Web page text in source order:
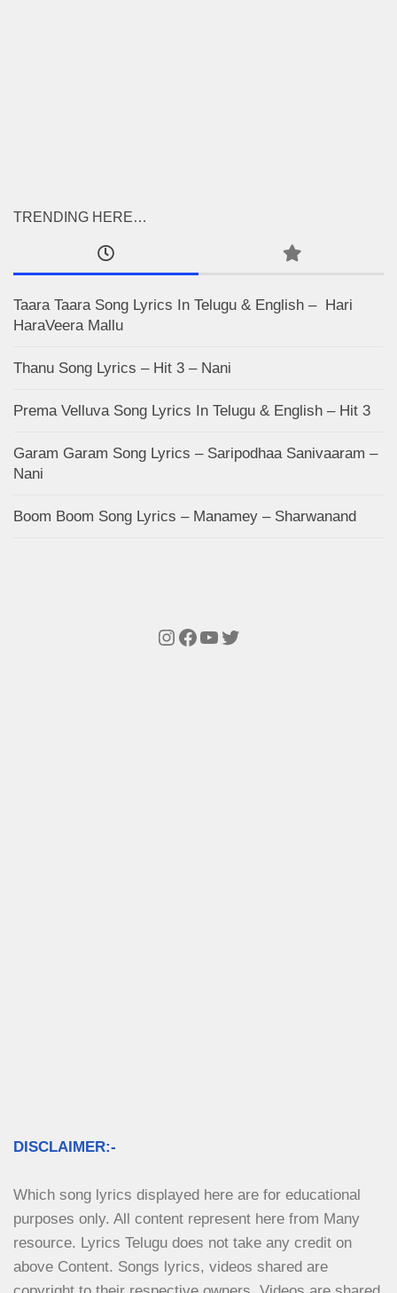
TRENDING HERE…
Taara Taara Song Lyrics In Telugu & English – Hari
HaraVeera Mallu
Thanu Song Lyrics – Hit 3 – Nani
Prema Velluva Song Lyrics In Telugu & English – Hit 3
Garam Garam Song Lyrics – Saripodhaa Sanivaaram –
Nani
Boom Boom Song Lyrics – Manamey – Sharwanand
Instagram
Facebook
YouTube
Twitter
DISCLAIMER:-
Which song lyrics displayed here are for educational
purposes only. All content represent here from Many
resource. Lyrics Telugu does not take any credit on
above Content. Songs lyrics, videos shared are